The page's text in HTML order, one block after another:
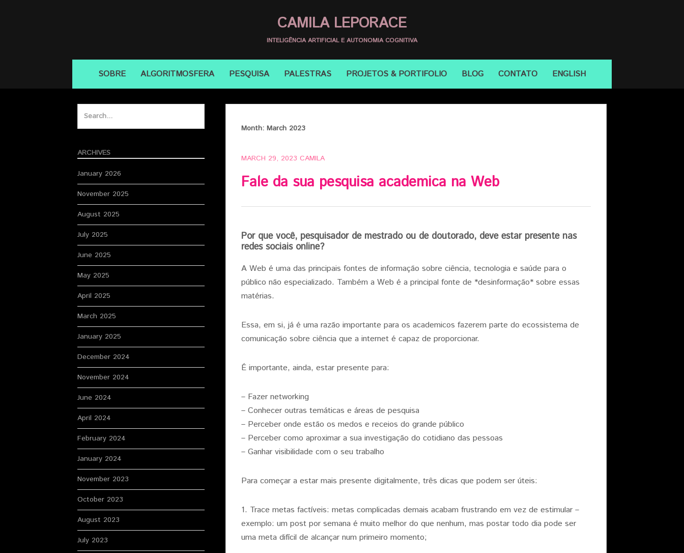
CAMILA LEPORACE
INTELIGÊNCIA ARTIFICIAL E AUTONOMIA COGNITIVA
SOBRE ALGORITMOSFERA PESQUISA PALESTRAS PROJETOS & PORTIFOLIO BLOG CONTATO ENGLISH
Month:March 2023
MARCH 29, 2023 CAMILA
Fale da sua pesquisa academica na Web
Por que você, pesquisador de mestrado ou de doutorado, deve estar presente nas
redes sociais online?
A Web é uma das principais fontes de informação sobre ciência, tecnologia e saúde para o
público não especializado. Também a Web é a principal fonte de *desinformação* sobre essas
matérias.
Essa, em si, já é uma razão importante para os academicos fazerem parte do ecossistema de
comunicação sobre ciência que a internet é capaz de proporcionar.
É importante, ainda, estar presente para:
– Fazer networking
– Conhecer outras temáticas e áreas de pesquisa
– Perceber onde estão os medos e receios do grande público
– Perceber como aproximar a sua investigação do cotidiano das pessoas
– Ganhar visibilidade com o seu trabalho
Para começar a estar mais presente digitalmente, três dicas que podem ser úteis:
1. Trace metas factíveis: metas complicadas demais acabam frustrando em vez de estimular –
exemplo: um post por semana é muito melhor do que nenhum, mas postar todo dia pode ser
uma meta difícil de alcançar num primeiro momento;
Search
ARCHIVES
January 2026
November 2025
August 2025
July 2025
June 2025
May 2025
April 2025
March 2025
January 2025
December 2024
November 2024
June 2024
April 2024
February 2024
January 2024
November 2023
October 2023
August 2023
July 2023